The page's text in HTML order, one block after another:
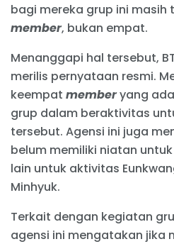
bagi mereka grup ini
member, bukan empat.
Menanggapi hal tersebut,
merilis pernyataan resmi.
keempat memberyang
grup dalam beraktivitas
tersebut. Agensi ini juga
belum memiliki niatan
lain untuk aktivitas
Minhyuk.
Terkait dengan kegiatan
agensi ini mengatakan jika